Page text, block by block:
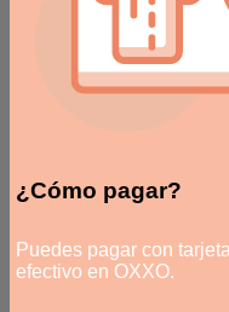
¿Cómo pagar?
Puedes pagar con
efectivo en OXXO.